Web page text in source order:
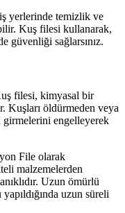
yerlerinde temizlik ve
Kuş filesi kullanarak,
güvenliği sağlarsınız.
filesi, kimyasal bir
Kuşları öldürmeden veya
girmelerini engelleyerek
File olarak
malzemelerden
Uzun ömürlü
uzun süreli